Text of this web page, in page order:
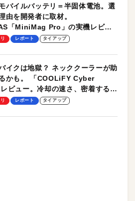
バイルバッテリ＝半固体電池。選
由を開発者に取材。
「MiniMag Pro」の実機レビュ
レポート タイアップ
イクは地獄？ ネッククーラーが助
かも。 「COOLiFY Cyber
ビュー。冷却の速さ、密着する冷
ト、シンプルな操作性がグッド！
レポート タイアップ